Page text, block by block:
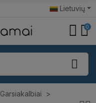
Lietuvių
0
Garsiakalbiai